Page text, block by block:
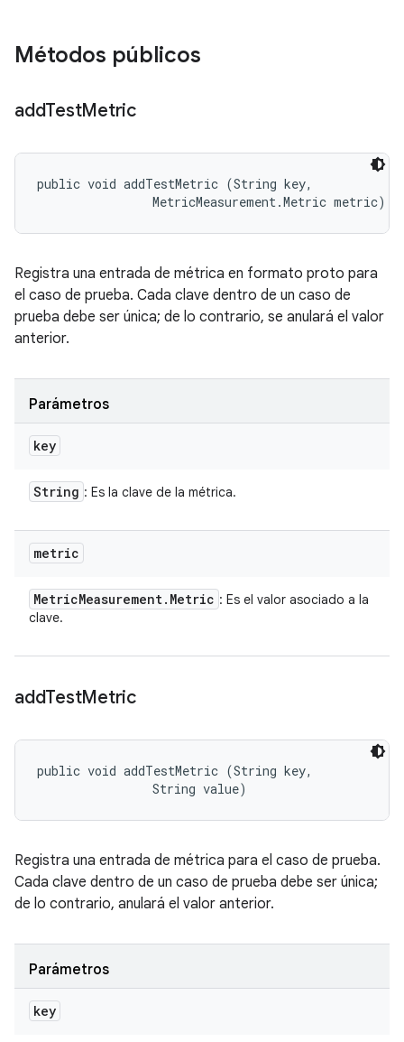
Métodos públicos
addTestMetric
public void addTestMetric (String key,
                MetricMeasurement.Metric metric)
Registra una entrada de métrica en formato proto para
el caso de prueba. Cada clave dentro de un caso de
prueba debe ser única; de lo contrario, se anulará el valor
anterior.
Parámetros
key
String : Es la clave de la métrica.
metric
MetricMeasurement. Metric : Es el valor asociado a la
clave.
addTestMetric
public void addTestMetric (String key,
                String value)
Registra una entrada de métrica para el caso de prueba.
Cada clave dentro de un caso de prueba debe ser única;
de lo contrario, anulará el valor anterior.
Parámetros
key